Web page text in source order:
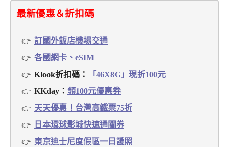
最新優惠＆折扣碼
訂國外飯店機場交通
各國網卡、eSIM
Klook折扣碼：
「46X8G」現折100元
KKday： 領100元優惠券
天天優惠！台灣高鐵票75折
日本環球影城快速通關券
東京迪士尼度假區一日護照